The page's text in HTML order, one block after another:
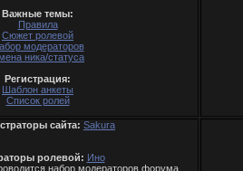
Важные темы:
Правила
Сюжет ролевой
модераторов
ника/статуса
Регистрация:
Шаблон анкеты
Список ролей
сайта: Sakura
ролевой: Ино
набор модераторов форума.